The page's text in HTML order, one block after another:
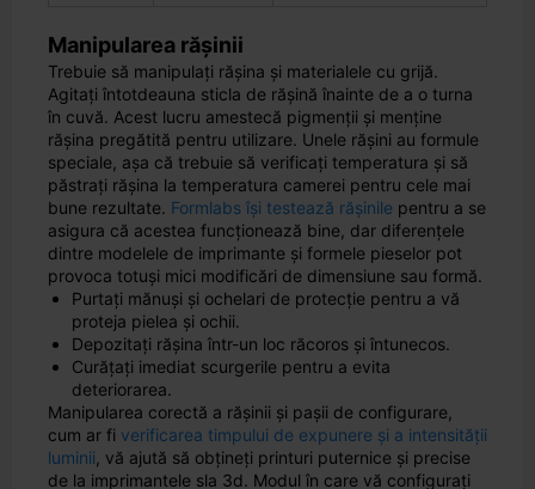
Manipularea rășinii
Trebuie să manipulați rășina și materialele cu grijă.
Agitați întotdeauna sticla de rășină înainte de a o turna
în cuvă. Acest lucru amestecă pigmenții și menține
rășina pregătită pentru utilizare. Unele rășini au formule
speciale, așa că trebuie să verificați temperatura și să
păstrați rășina la temperatura camerei pentru cele mai
bune rezultate. Formlabs își testează rășinile pentru a se
asigura că acestea funcționează bine, dar diferențele
dintre modelele de imprimante și formele pieselor pot
provoca totuși mici modificări de dimensiune sau formă.
Purtați mănuși și ochelari de protecție pentru a vă
proteja pielea și ochii.
Depozitați rășina într-un loc răcoros și întunecos.
Curățați imediat scurgerile pentru a evita
deteriorarea.
Manipularea corectă a rășinii și pașii de configurare,
cum ar fi verificarea timpului de expunere și a intensității
luminii , vă ajută să obțineți printuri puternice și precise
de la imprimantele sla 3d. Modul în care vă configurați